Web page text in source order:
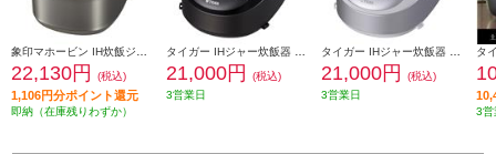
22,130円 (税込)
1,106円分ポイント還元
即納（在庫残りわずか）
21,000円
(税込)
3営業日
21,000円
(税込)
3営業日
3営